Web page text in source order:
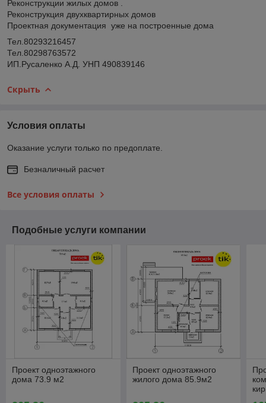
Реконструкции жилых домов .
Реконструкция двухквартирных домов
Проектная документация уже на построенные дома
Тел.80293216457
Тел.80298763572
ИП.Русаленко А.Д. УНП 490839146
Скрыть
Условия оплаты
Оказание услуги только по предоплате.
Безналичный расчет
Все условия оплаты
Подобные услуги компании
Проект одноэтажного
дома 73.9 м2
Проект одноэтажного
жилого дома 85.9м2